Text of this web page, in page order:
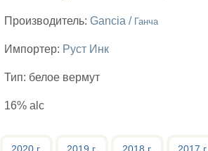
Производитель: Gancia / Ганча
Импортер: Руст Инк
Тип: белое вермут
16% alc